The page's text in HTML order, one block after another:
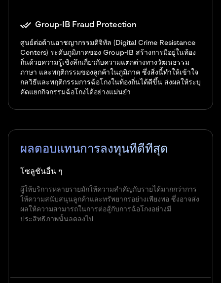
Group-IB Fraud Protection
ศูนย์ต่อต้านอาชญากรรมดิจิทัล (Digital Crime Resistance
Centers) ระดับภูมิภาคของ Group-IB สร้างการมีอยู่ในท้อง
ถิ่นด้วยความรู้เชิงลึกเกี่ยวกับความแตกต่างทางวัฒนธรรม
ภาษา และพฤติกรรมของลูกค้าในภูมิภาค ซึ่งสิ่งนี้ทำให้เข้าใจ
กลวิธีและพฤติกรรมการฉ้อโกงในท้องถิ่นได้ดีขึ้น ส่งผลให้ระบุ
คัดแยกกิจกรรมฉ้อโกงได้อย่างแม่นยำ
ผลตอบแทนการลงทุนที่ดีที่สุด
โซลูชันอื่น ๆ
ผู้ให้บริการหลายรายมักให้ความสำคัญกับรายได้มากกว่าการ
ให้ความสนับสนุนลูกค้าและทรัพยากรอย่างเพียงพอ ซึ่งอาจส่ง
ผลให้ความสามารถในการต่อสู้กับการฉ้อโกงอย่างมี
ประสิทธิภาพนั้นลดลงไป